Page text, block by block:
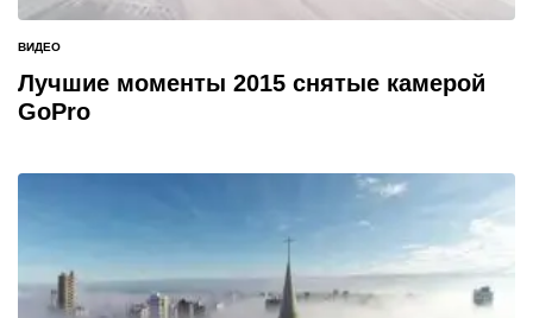
ОПУБЛИКОВАНО
В
ВИДЕО
Лучшие моменты 2015 снятые камерой
GoPro